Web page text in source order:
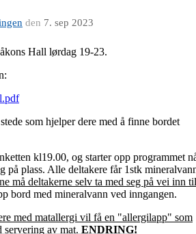
den 7. sep 2023
Hall lørdag 19-23.
som hjelper dere med å finne bordet
kl19.00, og starter opp programmet
på plass. Alle deltakere får 1stk
må deltakerne selv ta med seg på vei inn til
bord med mineralvann ved inngangen.
med matallergi vil få en "allergilapp" som
servering av mat. ENDRING!